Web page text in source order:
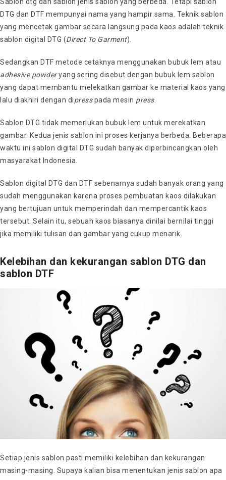
DTG dan DTF mempunyai nama yang hampir sama. Teknik sablon
yang mencetak gambar secara langsung pada kaos adalah teknik
sablon digital DTG (Direct To Garment).
Sedangkan DTF metode cetaknya menggunakan bubuk lem atau
adhesive powderyang sering disebut dengan bubuk lem sablon
yang dapat membantu melekatkan gambar ke material kaos yang
lalu diakhiri dengan dipresspada mesin press.
Sablon DTG tidak memerlukan bubuk lem untuk merekatkan
gambar. Kedua jenis sablon ini proses kerjanya berbeda. Beberapa
waktu ini sablon digital DTG sudah banyak diperbincangkan oleh
masyarakat Indonesia.
Sablon digital DTG dan DTF sebenarnya sudah banyak orang yang
sudah menggunakan karena proses pembuatan kaos dilakukan
yang bertujuan untuk memperindah dan mempercantik kaos
tersebut. Selain itu, sebuah kaos biasanya dinilai bernilai tinggi
jika memiliki tulisan dan gambar yang cukup menarik.
Kelebihan dan kekurangan sablon DTG dan
sablon DTF
Setiap jenis sablon pasti memiliki kelebihan dan kekurangan
masing-masing. Supaya kalian bisa menentukan jenis sablon apa